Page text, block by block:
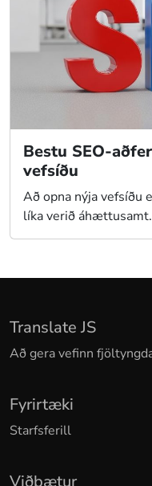
Bestu SEO-
vefsíðu
Að opna nýja vefsíðu
líka verið
Translate JS
Að gera vefinn
Fyrirtæki
Starfsferill
Viðbætur